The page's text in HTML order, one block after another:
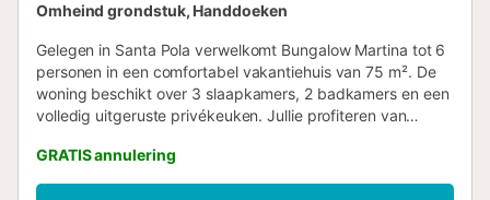
Omheind grondstuk, Handdoeken
Gelegen in Santa Pola verwelkomt Bungalow Martina tot 6
personen in een comfortabel vakantiehuis van 75 m². De
woning beschikt over 3 slaapkamers, 2 badkamers en een
volledig uitgeruste privékeuken. Jullie profiteren van
geschikt voor videogesprekken, televisie, een wasmachine
en self check-in. Voor gezinnen zijn er een babybedje,
GRATIS annulering